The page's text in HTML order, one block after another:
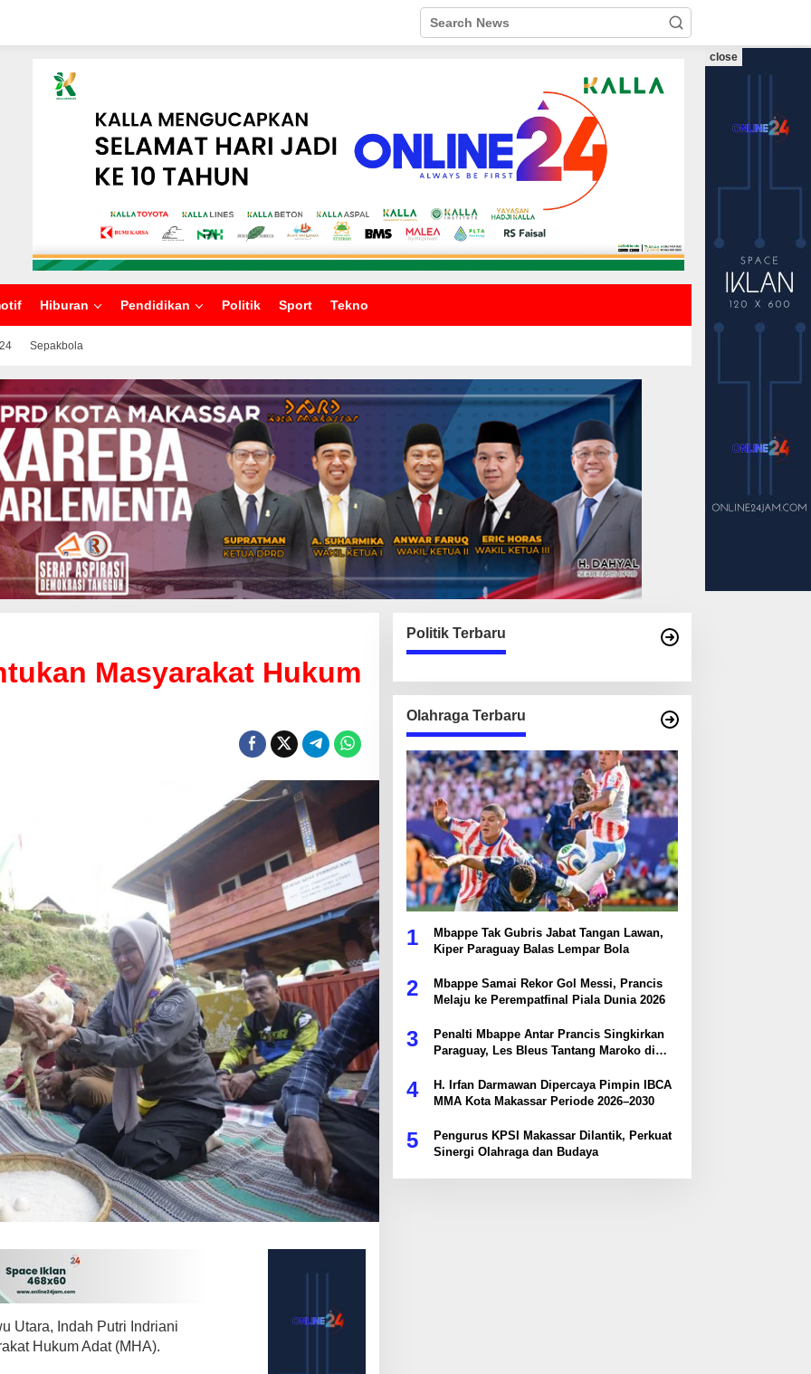
Hiburan Pendidikan Politik Sport Tekno
Sepakbola
close
Masyarakat Hukum
Utara, Indah Putri Indriani
Hukum Adat (MHA).
Politik Terbaru
Olahraga Terbaru
1
Mbappe Tak Gubris Jabat Tangan Lawan,
Kiper Paraguay Balas Lempar Bola
2
Mbappe Samai Rekor Gol Messi, Prancis
Melaju ke Perempatfinal Piala Dunia 2026
3
Penalti Mbappe Antar Prancis Singkirkan
Paraguay, Les Bleus Tantang Maroko di
4
H. Irfan Darmawan Dipercaya Pimpin IBCA
MMA Kota Makassar Periode 2026–2030
5
Pengurus KPSI Makassar Dilantik, Perkuat
Sinergi Olahraga dan Budaya